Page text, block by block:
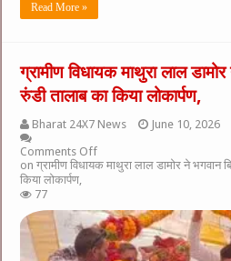
Read More »
ग्रामीण विधायक माथुरा लाल
रुंडी तालाब का किया लोकार्पण,
Bharat 24X7 News
June 10, 2026
Comments Off
on ग्रामीण विधायक माथुरा लाल डामोर ने भगवान
किया लोकार्पण,
77